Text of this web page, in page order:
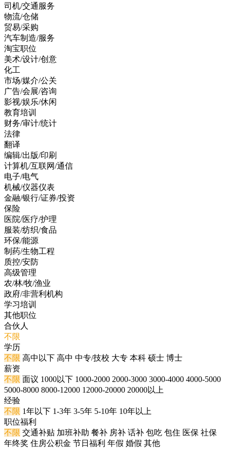
司机/交通服务
物流/仓储
贸易/采购
汽车制造/服务
淘宝职位
美术/设计/创意
化工
市场/媒介/公关
广告/会展/咨询
影视/娱乐/休闲
教育培训
财务/审计/统计
法律
翻译
编辑/出版/印刷
计算机/互联网/通信
电子/电气
机械/仪器仪表
金融/银行/证券/投资
保险
医院/医疗/护理
服装/纺织/食品
环保/能源
制药/生物工程
质控/安防
高级管理
农/林/牧/渔业
政府/非营利机构
学习培训
其他职位
合伙人
不限
学历
不限 高中以下 高中 中专/技校 大专 本科 硕士 博士
薪资
不限 面议 1000以下 1000-2000 2000-3000 3000-4000 4000-5000
5000-8000 8000-12000 12000-20000 20000以上
经验
不限 1年以下 1-3年 3-5年 5-10年 10年以上
职位福利
不限 交通补贴 加班补助 餐补 房补 话补 包吃 包住 医保 社保
年终奖 住房公积金 节日福利 年假 婚假 其他